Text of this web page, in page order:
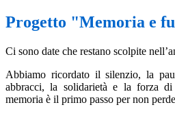
Progetto "Memoria e
Ci sono date che restano scolpite
Abbiamo ricordato il silenzio, la
abbracci, la solidarietà e la forza
memoria è il primo passo per non